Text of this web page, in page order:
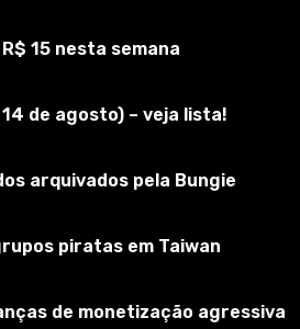
material Versão do mod: 1.0 Versão do jogo:
se no jogo
15 nesta semana
de agosto) – veja lista!
arquivados pela Bungie
piratas em Taiwan
de monetização agressiva